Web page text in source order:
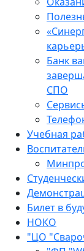
Банк
СПО
Учебная
Билет в
НОКО
"ЦО